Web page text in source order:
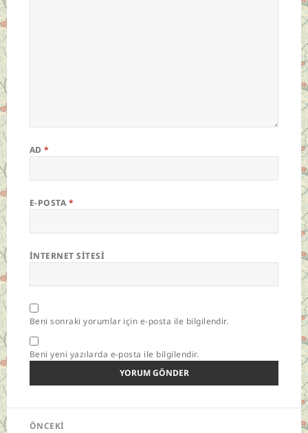
AD*
E-POSTA *
İNTERNET SITESI
Beni sonraki yorumlar için e-posta ile bilgilendir.
Beni yeni yazılarda e-posta ile bilgilendir.
Yazı
ÖNCEKI